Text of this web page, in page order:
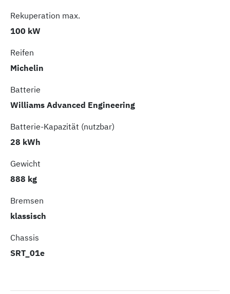
Rekuperation max.
100 kW
Reifen
Michelin
Batterie
Williams Advanced Engineering
Batterie-Kapazität (nutzbar)
28 kWh
Gewicht
888 kg
Bremsen
klassisch
Chassis
SRT_01e